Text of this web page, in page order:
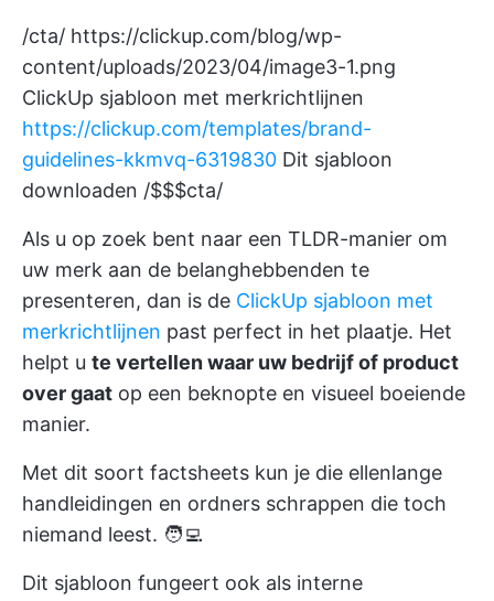
/cta/ https://clickup.com/blog/wp-
content/uploads/2023/04/image3-1.png
ClickUp sjabloon met merkrichtlijnen
https://clickup.com/templates/brand-
guidelines-kkmvq-6319830 Dit sjabloon
downloaden /$$$cta/
Als u op zoek bent naar een TLDR-manier om
uw merk aan de belanghebbenden te
presenteren, dan is de ClickUp sjabloon met
merkrichtlijnen past perfect in het plaatje. Het
helpt u te vertellen waar uw bedrijf of product
over gaat op een beknopte en visueel boeiende
manier.
Met dit soort factsheets kun je die ellenlange
handleidingen en ordners schrappen die toch
niemand leest. 🧑‍💻
Dit sjabloon fungeert ook als interne